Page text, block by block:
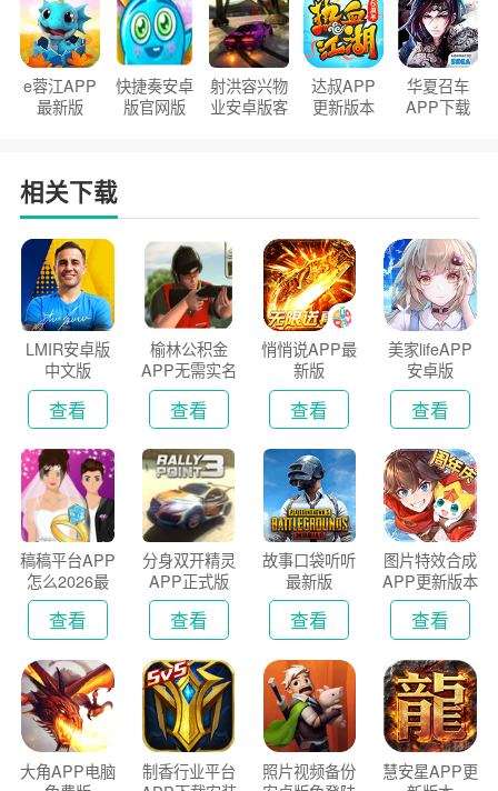
e蓉江APP
最新版
快捷奏安卓
版官网版
射洪容兴物
业安卓版客
达叔APP
更新版本
华夏召车
APP下载
相关下载
LMIR安卓版
中文版
查看
榆林公积金
APP无需实名
认证版
查看
悄悄说APP最
新版
查看
美家lifeAPP
安卓版
查看
稿稿平台APP
怎么2026最
新版
查看
分身双开精灵
APP正式版
查看
故事口袋听听
最新版
查看
图片特效合成
APP更新版本
2026
查看
大角APP电脑
制香行业平台
照片视频备份
慧安星APP更